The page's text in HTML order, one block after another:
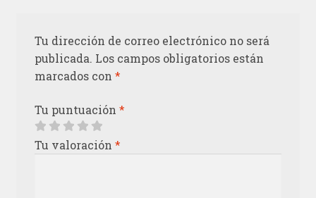
Tu dirección de correo electrónico no será
publicada. Los campos obligatorios están
marcados con *
Tu puntuación *
Tu valoración *